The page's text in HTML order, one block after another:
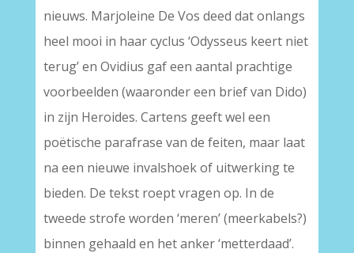
nieuws. Marjoleine De Vos deed dat onlangs
heel mooi in haar cyclus ‘Odysseus keert niet
terug’ en Ovidius gaf een aantal prachtige
voorbeelden (waaronder een brief van Dido)
in zijn Heroides. Cartens geeft wel een
poëtische parafrase van de feiten, maar laat
na een nieuwe invalshoek of uitwerking te
bieden. De tekst roept vragen op. In de
tweede strofe worden ‘meren’ (meerkabels?)
binnen gehaald en het anker ‘metterdaad’.